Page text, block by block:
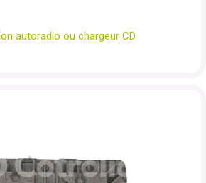
autoradio ou chargeur CD